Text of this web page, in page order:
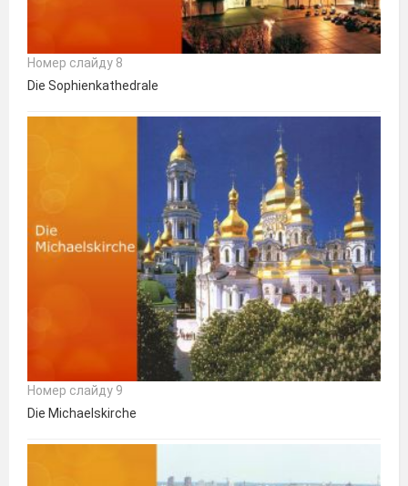
Номер слайду 8
Die Sophienkathedrale
Номер слайду 9
Die Michaelskirche